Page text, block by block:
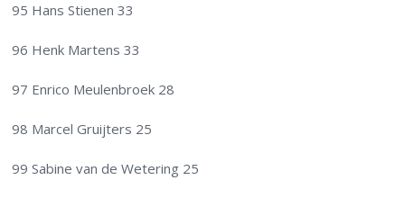
95 Hans Stienen 33
96 Henk Martens 33
97 Enrico Meulenbroek 28
98 Marcel Gruijters 25
99 Sabine van de Wetering 25